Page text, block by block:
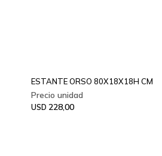
ESTANTE ORSO 80X18X18H CM
USD 228,00